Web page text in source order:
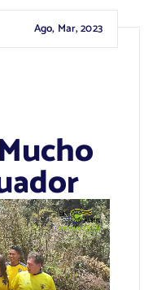
Ago, Mar, 2023